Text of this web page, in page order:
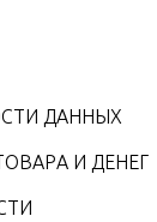
ДАННЫХ
И ДЕНЕГ